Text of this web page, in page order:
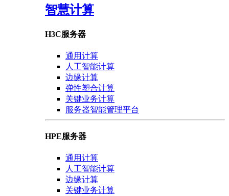
智慧计算
H3C服务器
通用计算
人工智能计算
边缘计算
弹性塑合计算
关键业务计算
服务器智能管理平台
HPE服务器
通用计算
人工智能计算
边缘计算
关键业务计算